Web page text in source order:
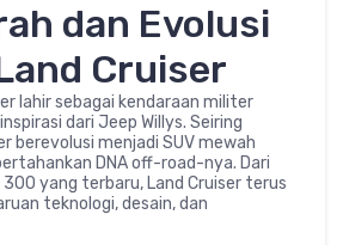
dan Evolusi
Cruiser
lahir sebagai kendaraan militer
dari Jeep Willys. Seiring
berevolusi menjadi SUV mewah
DNA off-road-nya. Dari
300 yang terbaru, Land Cruiser terus
teknologi, desain, dan